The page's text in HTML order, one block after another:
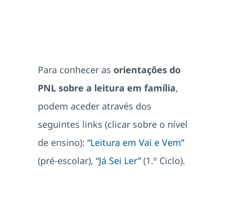
Para conhecer as orientações do
PNL sobre a leitura em família,
podem aceder através dos
seguintes links (clicar sobre o nível
de ensino): “Leitura em Vai e Vem”
(pré-escolar), “Já Sei Ler”(1.º Ciclo).